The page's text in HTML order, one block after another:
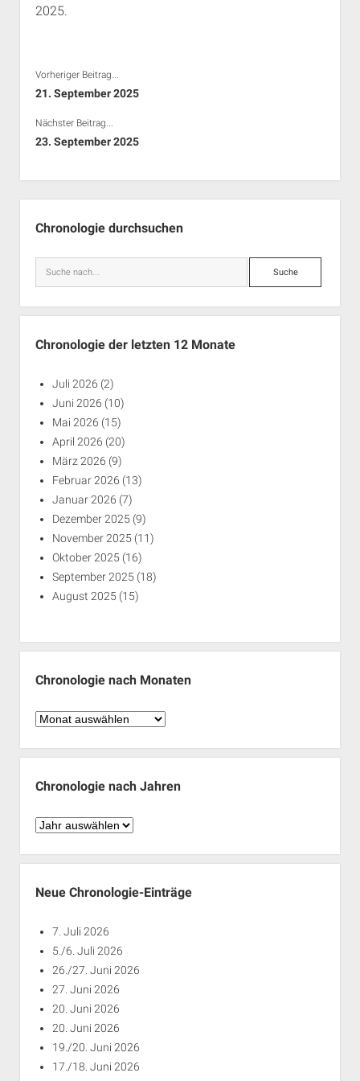
Kontakt & PGP-Key
2025.
Vorheriger Beitrag...
21. September 2025
Nächster Beitrag...
23. September 2025
Chronologie durchsuchen
Suche
Chronologie der letzten 12 Monate
Juli 2026 (2)
Juni 2026 (10)
Mai 2026 (15)
April 2026 (20)
März 2026 (9)
Februar 2026 (13)
Januar 2026 (7)
Dezember 2025 (9)
November 2025 (11)
Oktober 2025 (16)
September 2025 (18)
August 2025 (15)
Chronologie nach Monaten
Chronologie
Monaten
Chronologie nach Jahren
Chronologie
Jahren
Neue Chronologie-Einträge
7. Juli 2026
5./6. Juli 2026
26./27. Juni 2026
27. Juni 2026
20. Juni 2026
20. Juni 2026
19./20. Juni 2026
17./18. Juni 2026